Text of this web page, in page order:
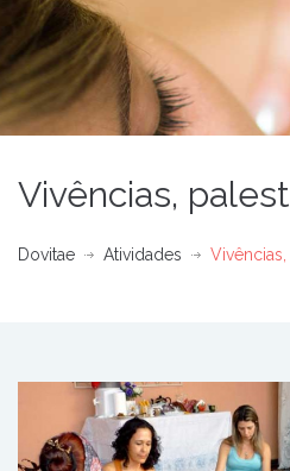
Vivências,
Dovitae Atividades